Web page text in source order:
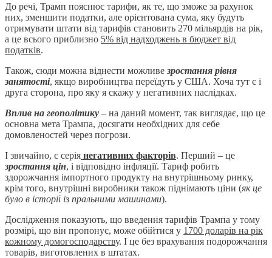
До речі, Трамп пояснює тарифи, як те, що зможе за рахунок
них, зменшити податки, але орієнтована сума, яку будуть
отримувати штати від тарифів становить 270 мільярдів на рік,
а це всього приблизно 5% від надходжень в бюджет від
податків.
Також, сюди можна віднести можливе зростання рівня
занятості, якщо виробництва переїдуть у США. Хоча тут є і
друга сторона, про яку я скажу у негативних наслідках.
Вплив на геополітику – на даний момент, так виглядає, що це
основна мета Трампа, досягати необхідних для себе
домовленостей через погрози.
І звичайно, є серія негативних факторів. Перший – це
зростання цін, і відповідно інфляції. Тариф робить
здорожчання імпортного продукту на внутрішньому ринку,
крім того, внутрішні виробники також піднімають ціни (як це
було в історії із пральними машинами).
Дослідження показують, що введення тарифів Трампа у тому
розмірі, що він пропонує, може обійтися у 1700 доларів на рік
кожному домогосподарству. І це без врахування подорожчання
товарів, виготовлених в штатах.